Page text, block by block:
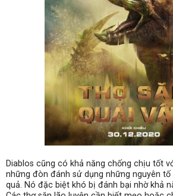
Diablos cũng có khả năng chống chịu tốt
những đòn đánh sử dụng những nguyên tố
quả. Nó đặc biệt khó bị đánh bại nhờ khả